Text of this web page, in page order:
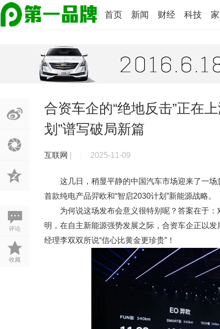
首页 新闻 财经 科技
评论
收藏
合资车企的“绝地反击”正在
划”谱写破局新篇
互联网 2025-11-09
这几日，稍显平静的中国汽车市场迎来了一
首款纯电产品羿欧和“智启2030计划”新能源战略。
为何说这场发布会意义很特别呢？答案在于
明，在自主新能源强势发展之际，合资车企正以
经理李双双所说“信心比黄金更珍贵”！